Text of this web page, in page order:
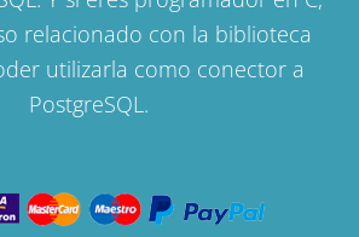
relacionado con la biblioteca
utilizarla como conector a
PostgreSQL.